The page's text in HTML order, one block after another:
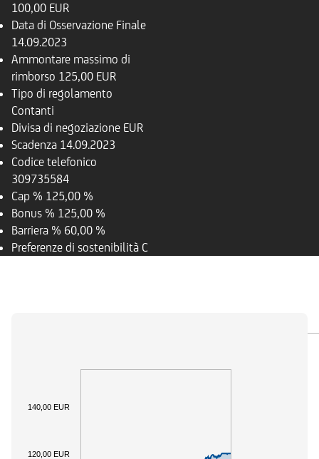
100,00 EUR
Data di Osservazione Finale
14.09.2023
Ammontare massimo di
rimborso 125,00 EUR
Tipo di regolamento
Contanti
Divisa di negoziazione EUR
Scadenza 14.09.2023
Codice telefonico
309735584
Cap % 125,00 %
Bonus % 125,00 %
Barriera % 60,00 %
Preferenze di sostenibilità C
120,00 EUR
140,00 EUR